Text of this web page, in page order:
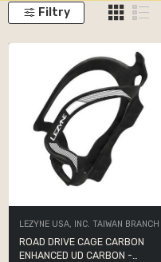
Filtry
LEZYNE USA, INC. TAIWAN BRANCH
ROAD DRIVE CAGE CARBON
ENHANCED UD CARBON -